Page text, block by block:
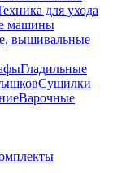
для ухода
машины
вышивальные
Гладильные
Сушилки
Варочные